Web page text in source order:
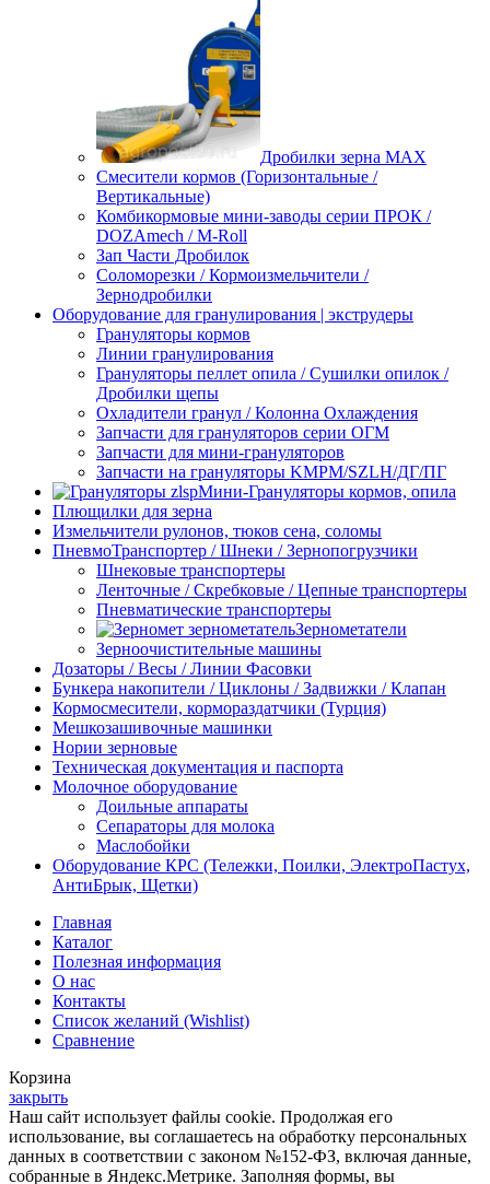
Дробилки зерна МАХ
Смесители кормов (Горизонтальные /
Вертикальные)
Комбикормовые мини-заводы серии ПРОК /
DOZAmech / M-Roll
Зап Части Дробилок
Соломорезки / Кормоизмельчители /
Зернодробилки
Оборудование для гранулирования | экструдеры
Грануляторы кормов
Линии гранулирования
Грануляторы пеллет опила / Сушилки опилок /
Дробилки щепы
Охладители гранул / Колонна Охлаждения
Запчасти для грануляторов серии ОГМ
Запчасти для мини-грануляторов
Запчасти на грануляторы KMPM/SZLH/ДГ/ПГ
Мини-Грануляторы кормов, опила
Плющилки для зерна
Измельчители рулонов, тюков сена, соломы
ПневмоТранспортер / Шнеки / Зернопогрузчики
Шнековые транспортеры
Ленточные / Скребковые / Цепные транспортеры
Пневматические транспортеры
Зернометатели
Зерноочистительные машины
Дозаторы / Весы / Линии Фасовки
Бункера накопители / Циклоны / Задвижки / Клапан
Кормосмесители, кормораздатчики (Турция)
Мешкозашивочные машинки
Нории зерновые
Техническая документация и паспорта
Молочное оборудование
Доильные аппараты
Сепараторы для молока
Маслобойки
Оборудование КРС (Тележки, Поилки, ЭлектроПастух,
АнтиБрык, Щетки)
Главная
Каталог
Полезная информация
О нас
Контакты
Список желаний (Wishlist)
Сравнение
Корзина
закрыть
Наш сайт использует файлы cookie. Продолжая его
использование, вы соглашаетесь на обработку персональных
данных в соответствии с законом №152-ФЗ, включая данные,
собранные в Яндекс.Метрике. Заполняя формы, вы